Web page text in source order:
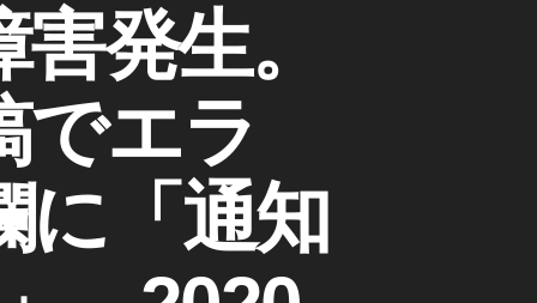
発生。
でエラ
に「通知